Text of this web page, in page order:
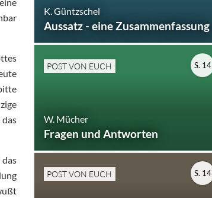
K. Güntzschel
Aussatz - eine Zusammenfassung
POST VON EUCH
W. Mücher
Fragen und Antworten
S. 14
POST VON EUCH S. 14